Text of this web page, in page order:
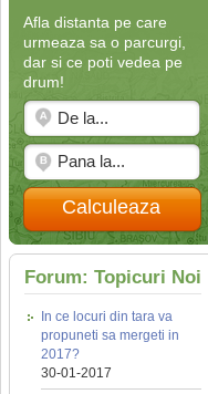
Afla distanta pe care
urmeaza sa o parcurgi,
dar si ce poti vedea pe
drum!
Calculeaza
Forum: Topicuri Noi
In ce locuri din tara va
propuneti sa mergeti in
2017?
30-01-2017